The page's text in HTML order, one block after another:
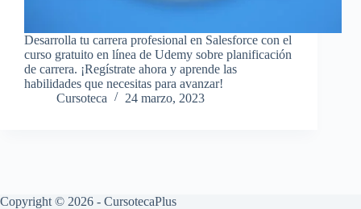
Desarrolla tu carrera profesional en Salesforce con el
curso gratuito en línea de Udemy sobre planificación
de carrera. ¡Regístrate ahora y aprende las
habilidades que necesitas para avanzar!
Cursoteca
24 marzo, 2023
Copyright © 2026 - CursotecaPlus